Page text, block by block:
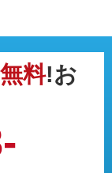
無料!お